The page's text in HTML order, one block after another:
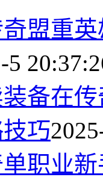
盟重
5
备在
巧
职业